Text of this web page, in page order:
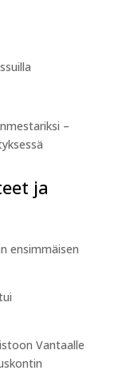
–
ja
ensimmäisen
Vantaalle